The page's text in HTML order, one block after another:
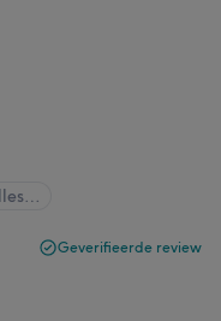
Geverifieerde review